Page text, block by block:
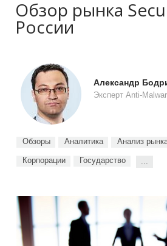
Обзор рынка
России
Александр
Эксперт Anti-
Обзоры Аналитика Анализ
Корпорации Государство ...